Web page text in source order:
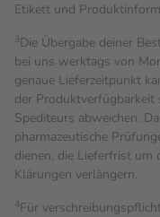
Etikett und
3Die Übergabe deiner
bei uns werktags von
genaue Lieferzeitpunkt
der
Spediteurs abweichen.
pharmazeutische
dienen, die Lieferfrist um
Klärungen verlängern.
4Für